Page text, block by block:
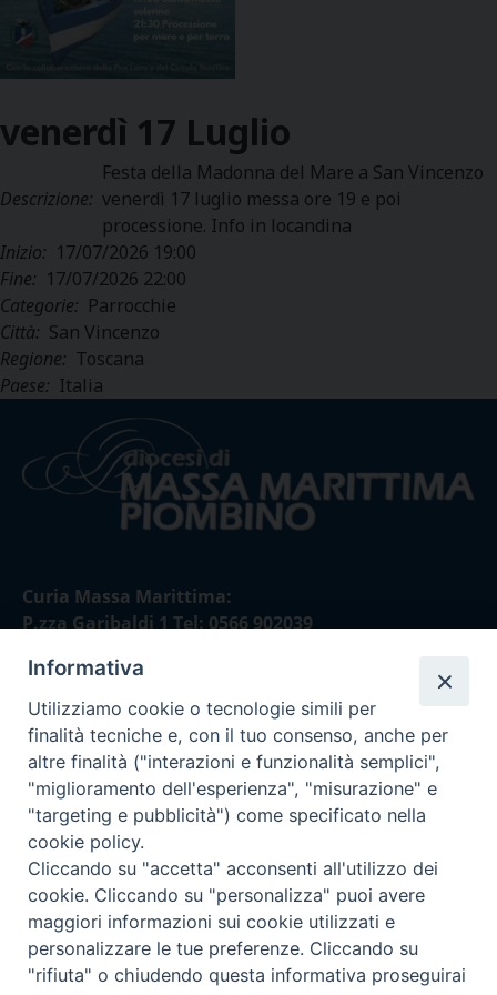
venerdì 17 Luglio
Descrizione:
Festa della Madonna del Mare a San Vincenzo
venerdì 17 luglio messa ore 19 e poi
processione. Info in locandina
Inizio: 17/07/2026 19:00
Fine: 17/07/2026 22:00
Categorie: Parrocchie
Città: San Vincenzo
Regione: Toscana
Paese: Italia
Curia Massa Marittima:
P.zza Garibaldi 1 Tel: 0566 902039
Curia Piombino:
Via Don Minzoni,58/A Tel e Fax: 0565 32036
E-mail:
curia@diocesimassamarittima.it
Privacy policy - trasparenza
Informativa
Utilizziamo cookie o tecnologie simili per
finalità tecniche e, con il tuo consenso, anche per
altre finalità ("interazioni e funzionalità semplici",
"miglioramento dell'esperienza", "misurazione" e
"targeting e pubblicità") come specificato nella
cookie policy.
Cliccando su "accetta" acconsenti all'utilizzo dei
cookie. Cliccando su "personalizza" puoi avere
maggiori informazioni sui cookie utilizzati e
personalizzare le tue preferenze. Cliccando su
"rifiuta" o chiudendo questa informativa proseguirai